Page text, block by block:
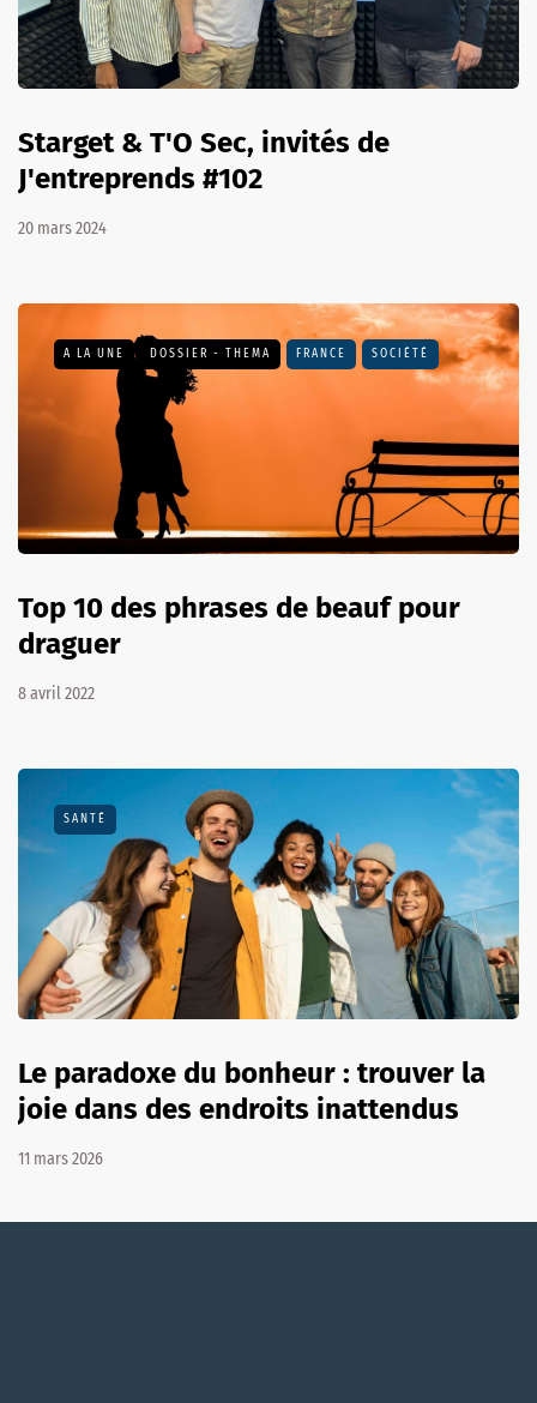
Starget & T'O Sec, invités de
J'entreprends #102
20 mars 2024
A LA UNE DOSSIER - THEMA FRANCE SOCIÉTÉ
Top 10 des phrases de beauf pour
draguer
8 avril 2022
SANTÉ
Le paradoxe du bonheur : trouver la
joie dans des endroits inattendus
11 mars 2026